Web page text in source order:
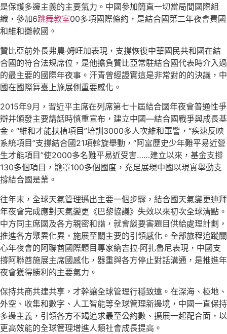
是保護多邊主義的主要氣力。中國參加簡直一切當局間國際組
織，參加6跳舞教室00多項國際條約，是結合國第二年夜會費國
和維和攤款國。
贊比亞前外長弗農·姆旺加表現，支撐恢復中華國民共和國在結
合國的符合法規席位，是他擔負贊比亞常駐結合國代表時介入過
的最主要的國際年夜事。汗青曾經證實這是非常對的的決議，中
國在國際舞臺上施展側重要感化。
2015年9月，習近平主席在列席第七十屆結合國年夜會普通性爭
辯并頒發主要講話時慎重宣布，建立中國—結合國戰爭與成長基
金。“維和才能扶植項目”培訓3000多人次維和軍警，“疾速反映
系統項目”支撐結合國21項斡旋舉動，“阿富歷史少年難平易近營
生才能項目”使2000多名難平易近受害……建立以來，基金支撐
130多個項目，籠罩100多個國度，充足展現中國以現實舉動支
撐結合國是業。
往年末，全球天氣管理邁出主要一個步驟，結合國天氣變更迪拜
年夜會完成應對天氣變更《巴黎協議》失效以來初次全球清點。
中方同主席國及各方親密和諧，就會談要害題目供給處理計劃，
推進各方聚異化異，施展至關主要的引領感化。全部旅程追蹤關
心年夜會的阿聯酋國際題目專家納吉拉·阿扎魯尼表現，中國支
撐阿聯酋施展主席國感化，器重與各方停止對話溝通，是推進年
夜會獲得勝利的主要氣力。
保持共商共建共享，才幹讓全球管理行穩致遠。在深海、極地、
外空、收集和數字、人工智能等全球管理新邊境，中國一直保持
多邊主義，引領各方不竭追求最至公約數、擴展一起配合面，以
更高效能的全球管理增進人類社會成長提高。